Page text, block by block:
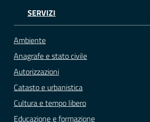
SERVIZI
Ambiente
Anagrafe e stato civile
Autorizzazioni
Catasto e urbanistica
Cultura e tempo libero
Educazione e formazione